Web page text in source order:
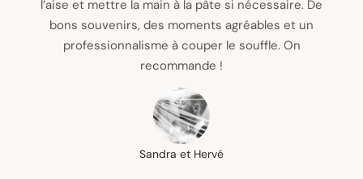
l’aise et mettre la main à la pâte si nécessaire. De
bons souvenirs, des moments agréables et un
professionnalisme à couper le souffle. On
recommande !
Sandra et Hervé